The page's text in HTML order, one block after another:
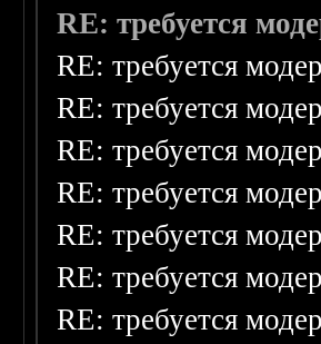
RE: требуется
RE: требуется
RE: требуется
RE: требуется
RE: требуется
RE: требуется
RE: требуется
RE: требуется